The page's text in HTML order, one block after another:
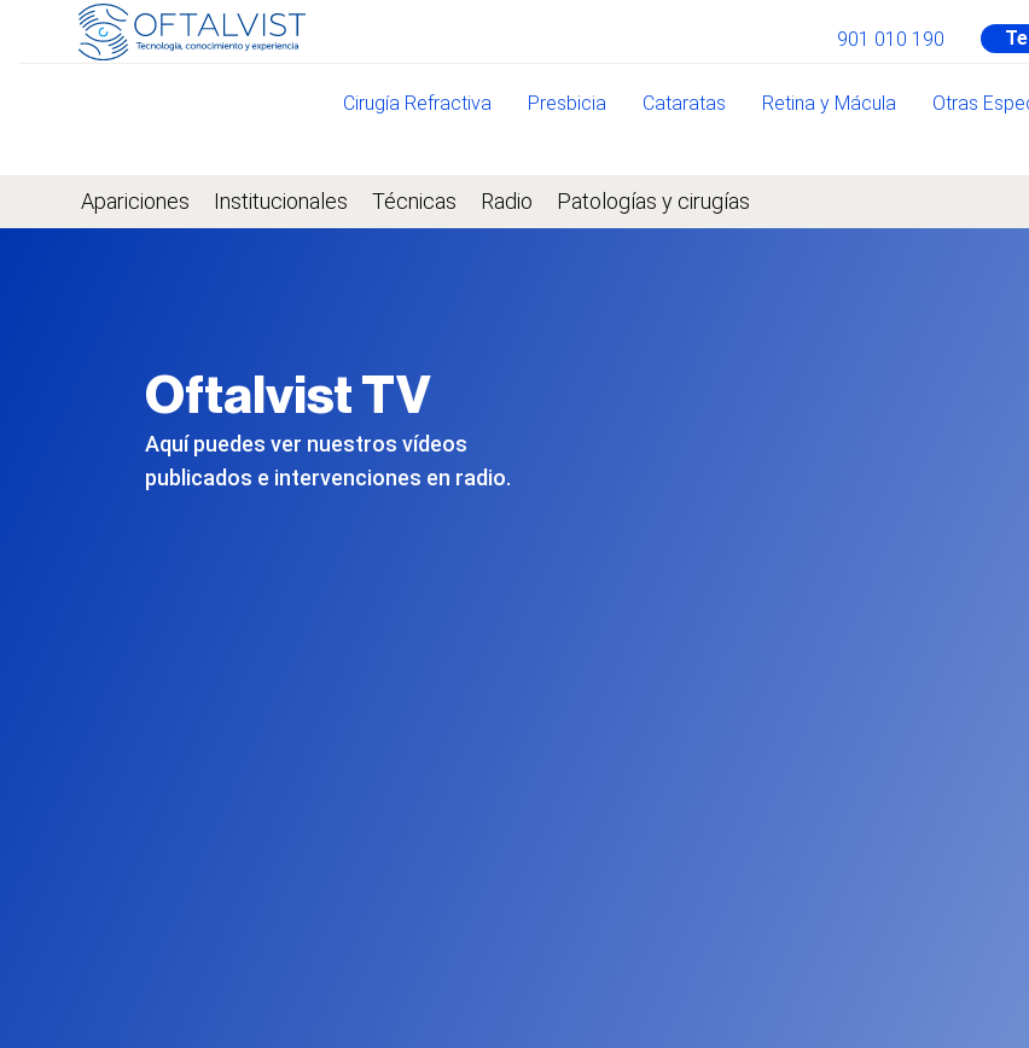
901 010 190
Cirugía Refractiva Presbicia Cataratas Retina y Mácula Otras
Apariciones Institucionales Técnicas Radio Patologías y cirugías
Oftalvist TV
Aquí puedes ver nuestros vídeos
publicados e intervenciones en radio.